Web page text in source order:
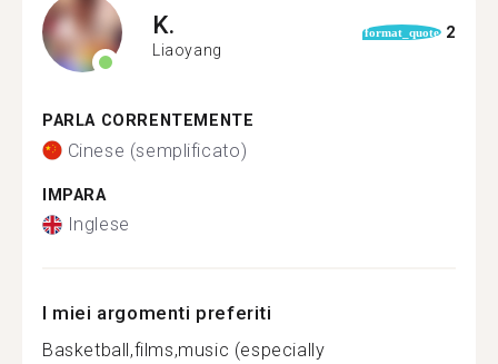
K.
Liaoyang
format_quote 2
PARLA CORRENTEMENTE
Cinese (semplificato)
IMPARA
Inglese
I miei argomenti preferiti
Basketball,films,music (especially